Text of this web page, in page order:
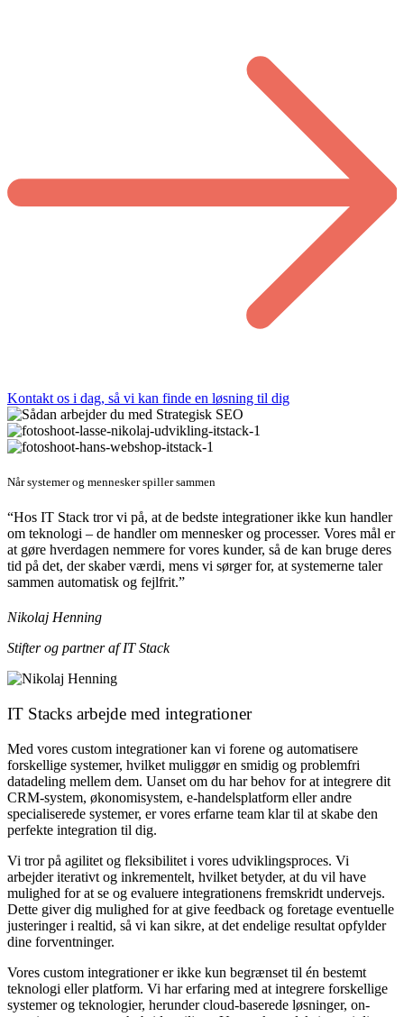
Kontakt os i dag, så vi kan finde en løsning til dig
Når systemer og mennesker spiller sammen
“Hos IT Stack tror vi på, at de bedste integrationer ikke kun handler
om teknologi – de handler om mennesker og processer. Vores mål er
at gøre hverdagen nemmere for vores kunder, så de kan bruge deres
tid på det, der skaber værdi, mens vi sørger for, at systemerne taler
sammen automatisk og fejlfrit.”
Nikolaj Henning
Stifter og partner af IT Stack
IT Stacks arbejde med integrationer
Med vores custom integrationer kan vi forene og automatisere
forskellige systemer, hvilket muliggør en smidig og problemfri
datadeling mellem dem. Uanset om du har behov for at integrere dit
CRM-system, økonomisystem, e-handelsplatform eller andre
specialiserede systemer, er vores erfarne team klar til at skabe den
perfekte integration til dig.
Vi tror på agilitet og fleksibilitet i vores udviklingsproces. Vi
arbejder iterativt og inkrementelt, hvilket betyder, at du vil have
mulighed for at se og evaluere integrationens fremskridt undervejs.
Dette giver dig mulighed for at give feedback og foretage eventuelle
justeringer i realtid, så vi kan sikre, at det endelige resultat opfylder
dine forventninger.
Vores custom integrationer er ikke kun begrænset til én bestemt
teknologi eller platform. Vi har erfaring med at integrere forskellige
systemer og teknologier, herunder cloud-baserede løsninger, on-